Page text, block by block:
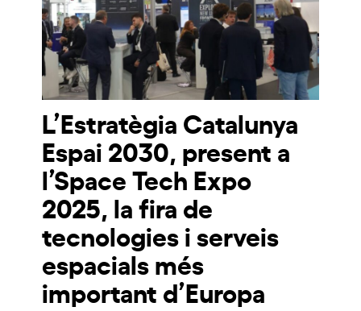
L’Estratègia Catalunya
Espai 2030, present a
l’Space Tech Expo
2025, la fira de
tecnologies i serveis
espacials més
important d’Europa